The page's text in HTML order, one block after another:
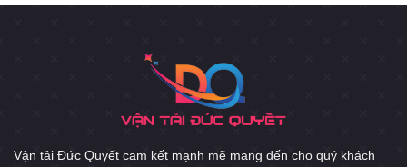
Vận tải Đức Quyết cam kết mạnh mẽ mang đến cho quý khách